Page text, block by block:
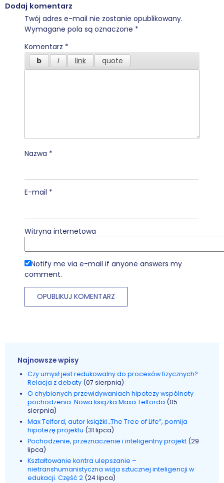
Dodaj komentarz
Twój adres e-mail nie zostanie opublikowany.
Wymagane pola są oznaczone *
Komentarz *
Nazwa *
E-mail *
Witryna internetowa
Notify me via e-mail if anyone answers my
comment.
Najnowsze wpisy
Czy umysł jest redukowalny do procesów fizycznych?
Relacja z debaty (07 sierpnia)
O chybionych przewidywaniach hipotezy wspólnoty
pochodzenia. Nowa książka Maxa Telforda (05
sierpnia)
Max Telford, autor książki „The Tree of Life”, pomija
hipotezę projektu (31 lipca)
Pochodzenie, przeznaczenie i inteligentny projekt (29
lipca)
Kształtowanie kontra ulepszanie –
nietranshumanistyczna wizja sztucznej inteligencji w
edukacji. Część 2 (24 lipca)